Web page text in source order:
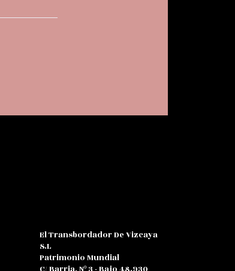
El Transbordador De Vizcaya
S.L
Patrimonio Mundial